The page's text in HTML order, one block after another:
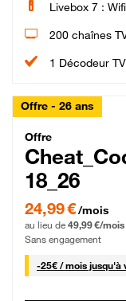
Livebox 7 :
200 chaînes
1 Décodeur
Offre - 26 ans
Offre
18_26
24,99 € par mois
24,99 €/mois
au lieu de 49,99 €/mois
Sans engagement
-25€ / mois25 € par
jusqu'à